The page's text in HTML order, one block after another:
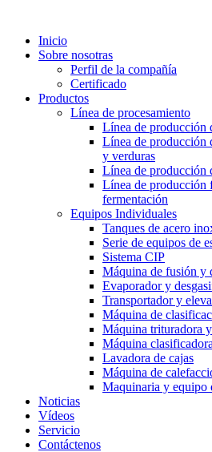
Inicio
Sobre nosotras
Perfil de la compañía
Certificado
Productos
Línea de procesamiento
Línea de producción
Línea de producción
y verduras
Línea de producción
Línea de producción
fermentación
Equipos Individuales
Tanques de acero
Serie de equipos de
Sistema CIP
Máquina de fusión y
Evaporador y
Transportador y
Máquina de
Máquina trituradora
Máquina
Lavadora de cajas
Máquina de
Maquinaria y equipo
Noticias
Vídeos
Servicio
Contáctenos